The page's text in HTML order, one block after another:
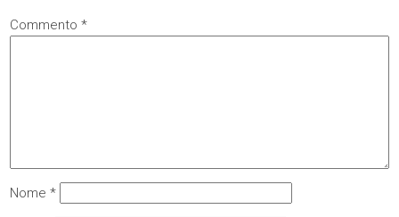
Commento*
Nome*